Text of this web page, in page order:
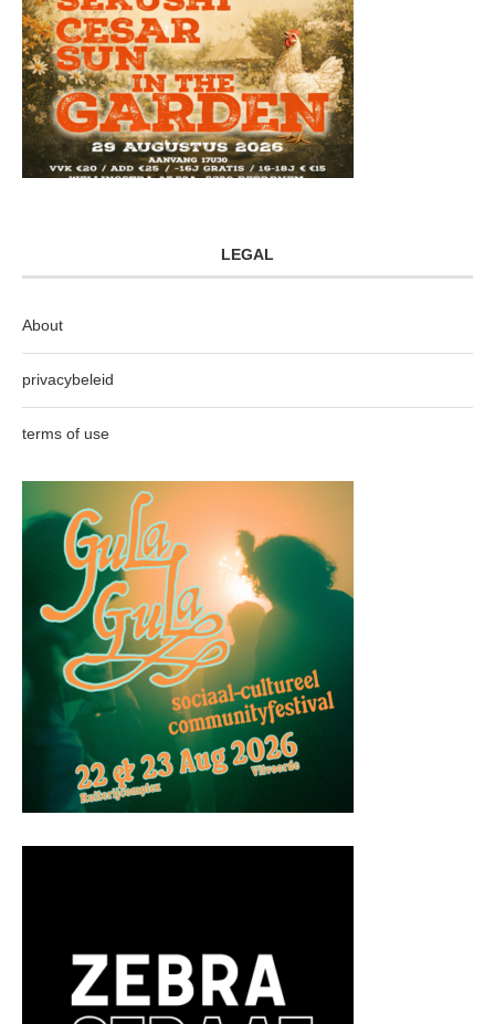
LEGAL
About
privacybeleid
terms of use